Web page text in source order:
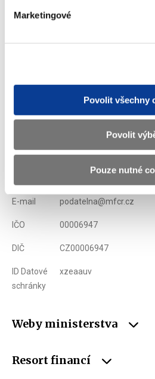
Marketingové
Povolit všechny
Povolit
Pouze nutné
Ministerstvo financí ČR
Adresa Letenská 15, 118 10
E-mail podatelna@mfcr.cz
IČO 00006947
DIČ CZ00006947
ID Datové
schránky
xzeaauv
Weby ministerstva
Resort financí